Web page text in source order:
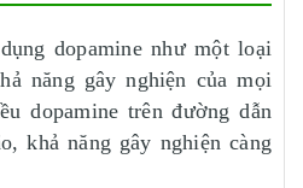
dopamine như một loại
năng gây nghiện của mọi
dopamine trên đường dẫn
khả năng gây nghiện càng